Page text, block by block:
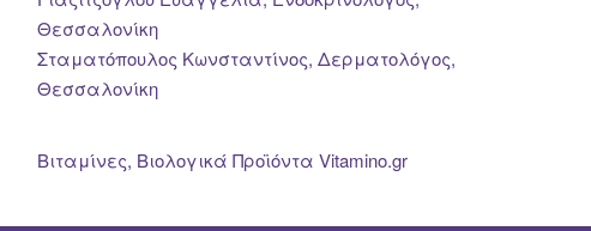
Θεσσαλονίκη
Σταματόπουλος Κωνσταντίνος, Δερματολόγος,
Θεσσαλονίκη
Βιταμίνες, Βιολογικά Προϊόντα Vitamino.gr